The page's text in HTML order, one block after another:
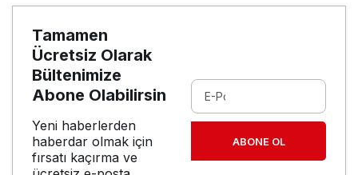
Tamamen
Ücretsiz Olarak
Bültenimize
Abone Olabilirsin
Yeni haberlerden
haberdar olmak için
fırsatı kaçırma ve
ABONE OL